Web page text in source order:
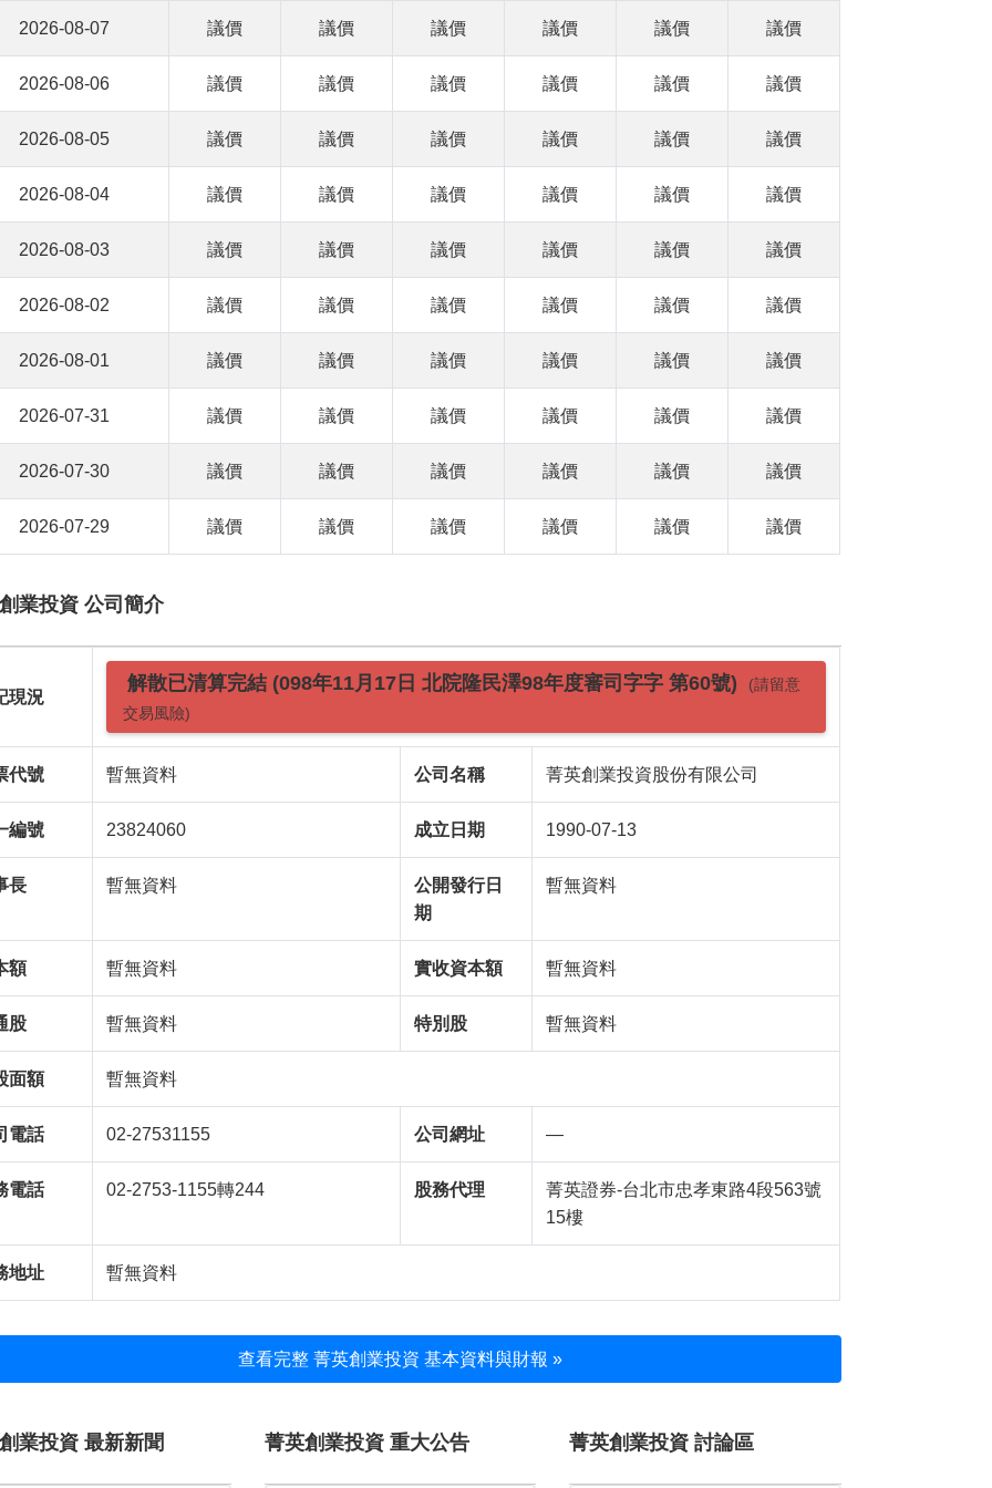
2026-08-07 議價 議價 議價 議價 議價 議價
2026-08-06 議價 議價 議價 議價 議價 議價
2026-08-05 議價 議價 議價 議價 議價 議價
2026-08-04 議價 議價 議價 議價 議價 議價
2026-08-03 議價 議價 議價 議價 議價 議價
2026-08-02 議價 議價 議價 議價 議價 議價
2026-08-01 議價 議價 議價 議價 議價 議價
2026-07-31 議價 議價 議價 議價 議價 議價
2026-07-30 議價 議價 議價 議價 議價 議價
2026-07-29 議價 議價 議價 議價 議價 議價
業投資 公司簡介
現況
解散已清算完結 (098年11月17日 北院隆民澤98年度審司字字 第60號)
(請留意
交易風險)
代號 暫無資料 公司名稱 菁英創業投資股份有限公司
編號 23824060 成立日期 1990-07-13
長 暫無資料
公開發行日
期
暫無資料
額 暫無資料 實收資本額 暫無資料
股 暫無資料 特別股 暫無資料
面額 暫無資料
電話 02-27531155 公司網址 —
電話 02-2753-1155轉244 股務代理
菁英證券-台北市忠孝東路4段563號
15樓
地址 暫無資料
查看完整 菁英創業投資 基本資料與財報 »
業投資 最新新聞 菁英創業投資 重大公告 菁英創業投資 討論區